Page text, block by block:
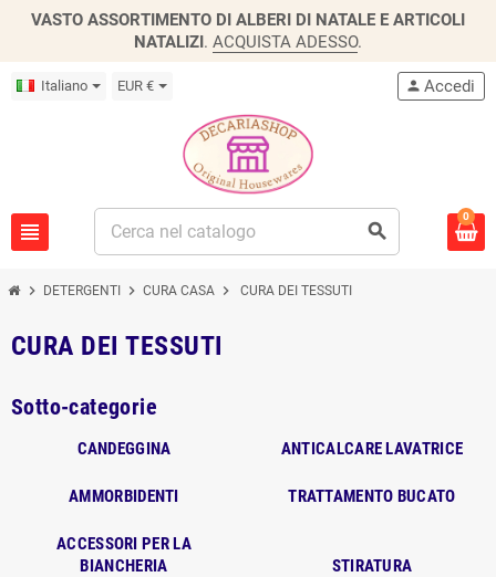
VASTO ASSORTIMENTO DI ALBERI DI NATALE E ARTICOLI
NATALIZI. ACQUISTA ADESSO.
Italiano EUR €
view_headline search
person Accedi
0
chevron_right DETERGENTI chevron_right CURA CASA chevron_right CURA DEI TESSUTI
CURA DEI TESSUTI
Sotto-categorie
CANDEGGINA ANTICALCARE LAVATRICE
AMMORBIDENTI TRATTAMENTO BUCATO
ACCESSORI PER LA
BIANCHERIA
STIRATURA